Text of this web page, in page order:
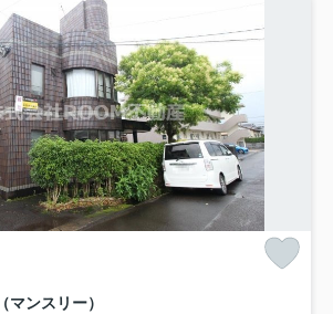
ンスリー）